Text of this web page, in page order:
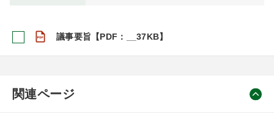
議事要旨【PDF：__37KB】
関連ページ